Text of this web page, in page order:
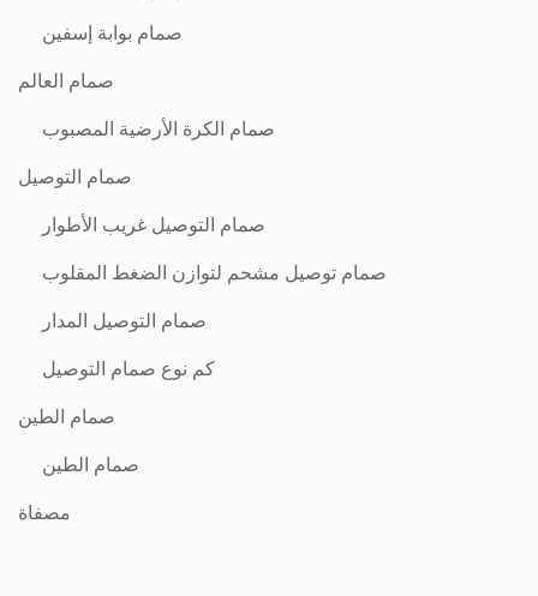
صمام بوابة إسفين
صمام العالم
صمام الكرة الأرضية المصبوب
صمام التوصيل
صمام التوصيل غريب الأطوار
صمام توصيل مشحم لتوازن الضغط المقلوب
صمام التوصيل المدار
كم نوع صمام التوصيل
صمام الطين
صمام الطين
مصفاة